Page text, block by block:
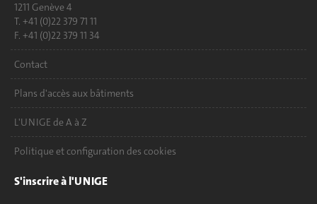
1211 Genève 4
T. +41 (0)22 379 71 11
F. +41 (0)22 379 11 34
Contact
Plans d'accès aux bâtiments
L'UNIGE de A à Z
Politique et configuration des cookies
S'inscrire à l'UNIGE